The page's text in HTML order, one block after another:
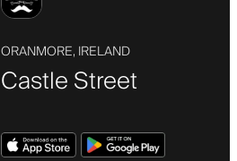
ORANMORE, IRELAND
Castle Street